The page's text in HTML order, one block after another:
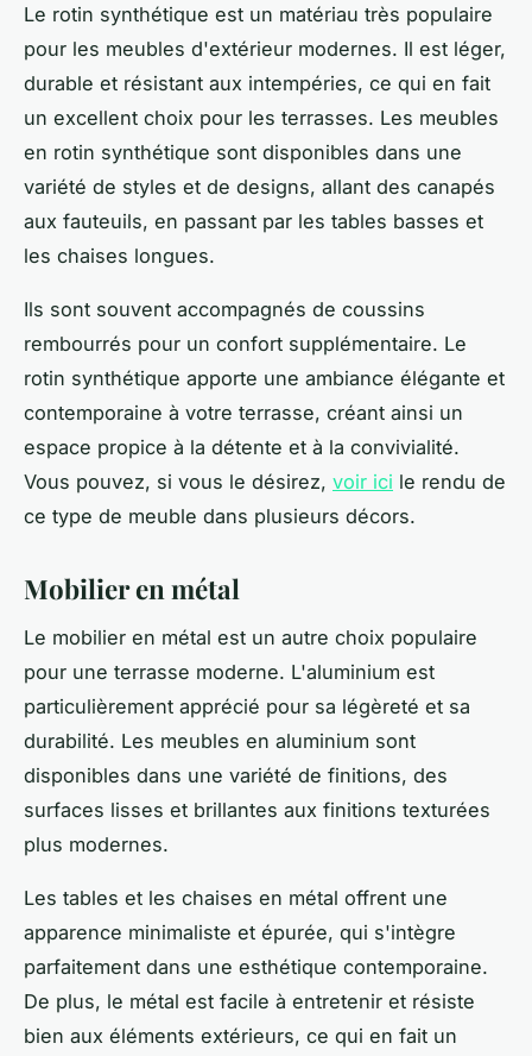
Le rotin synthétique est un matériau très populaire
pour les meubles d'extérieur modernes. Il est léger,
durable et résistant aux intempéries, ce qui en fait
un excellent choix pour les terrasses. Les meubles
en rotin synthétique sont disponibles dans une
variété de styles et de designs, allant des canapés
aux fauteuils, en passant par les tables basses et
les chaises longues.
Ils sont souvent accompagnés de coussins
rembourrés pour un confort supplémentaire. Le
rotin synthétique apporte une ambiance élégante et
contemporaine à votre terrasse, créant ainsi un
espace propice à la détente et à la convivialité.
Vous pouvez, si vous le désirez, voir ici le rendu de
ce type de meuble dans plusieurs décors.
Mobilier en métal
Le mobilier en métal est un autre choix populaire
pour une terrasse moderne. L'aluminium est
particulièrement apprécié pour sa légèreté et sa
durabilité. Les meubles en aluminium sont
disponibles dans une variété de finitions, des
surfaces lisses et brillantes aux finitions texturées
plus modernes.
Les tables et les chaises en métal offrent une
apparence minimaliste et épurée, qui s'intègre
parfaitement dans une esthétique contemporaine.
De plus, le métal est facile à entretenir et résiste
bien aux éléments extérieurs, ce qui en fait un